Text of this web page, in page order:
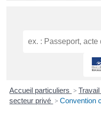
Accueil particuliers > Travail
secteur privé > Convention